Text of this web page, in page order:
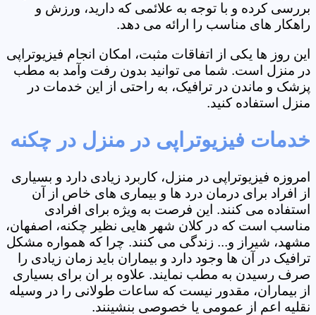
بررسی کرده و با توجه به علائمی که دارید، ورزش و
راهکار های مناسب را ارائه می دهد.
این روز ها یکی از اتفاقات مثبت، امکان انجام فیزیوتراپی
در منزل است. شما می توانید بدون رفت وآمد به مطب
پزشک و ماندن در ترافیک، به راحتی از این خدمات در
منزل استفاده کنید.
خدمات فیزیوتراپی در منزل در چکنه
امروزه فیزیوتراپی در منزل، کاربرد زیادی دارد و بسیاری
از افراد برای درمان درد ها و بیماری های خاص از آن
استفاده می کنند. این فرصت به ویژه برای افرادی
مناسب است که در کلان شهر هایی نظیر چکنه، اصفهان،
مشهد، شیراز و... زندگی می کنند. چرا که همواره مشکل
ترافیک در آن ها وجود دارد و بیماران باید زمان زیادی را
صرف رسیدن به مطب نمایند. علاوه بر ان برای بسیاری
از بیماران، مقدور نیست که ساعات طولانی را در وسیله
نقلیه اعم از عمومی یا خصوصی بنشینند.